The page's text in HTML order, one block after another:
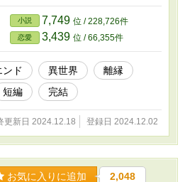
小説 7,749 位 / 228,726件
恋愛 3,439 位 / 66,355件
ド 異世界
離縁
短編 完結
更新日 2024.12.18 登録日 2024.12.02
お気に入りに追加 2,048